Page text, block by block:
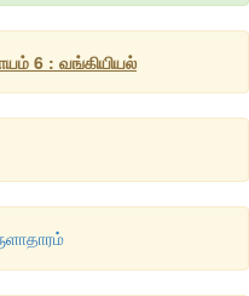
6 : வங்கியியல்